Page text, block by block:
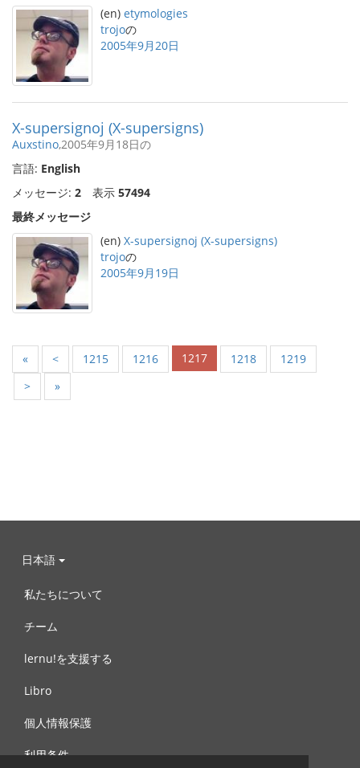
(en) etymologies
trojoの
2005年9月20日
X-supersignoj (X-supersigns)
Auxstino,2005年9月18日の
言語: English
メッセージ: 2 表示 57494
最終メッセージ
(en) X-supersignoj (X-supersigns)
trojoの
2005年9月19日
« < 1215 1216 1217 1218
1219
>
»
日本語
私たちについて
チーム
lernu!を支援する
Libro
個人情報保護
利用条件